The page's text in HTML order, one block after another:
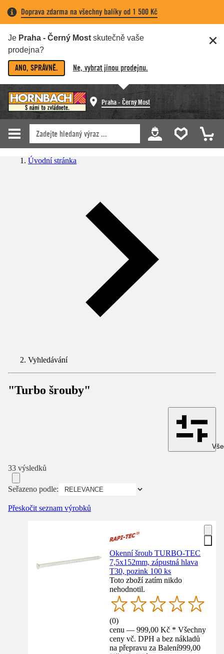
Doprava zdarma na všechny balíky od 1 500 Kč
Je Praha - Černý Most skutečně vaše
prodejna?
ANO, SPRÁVNĚ. Ne, vybrat jinou prodejnu.
Praha - Černý Most
Úvodní stránka
Vyhledávání
"Turbo šrouby"
33 výsledků
Seřazeno podle:
Přeskočit seznam výrobků
Okenní šroub TURBO-TEC
7,5x152mm, zápustná hlava
T30, pozink 100 ks
Toto zboží zatím nikdo
nehodnotil.
(0)
cenu — 999,00 Kč * Všechny
ceny vč. DPH a bez nákladů
na přepravu za Balení999,00